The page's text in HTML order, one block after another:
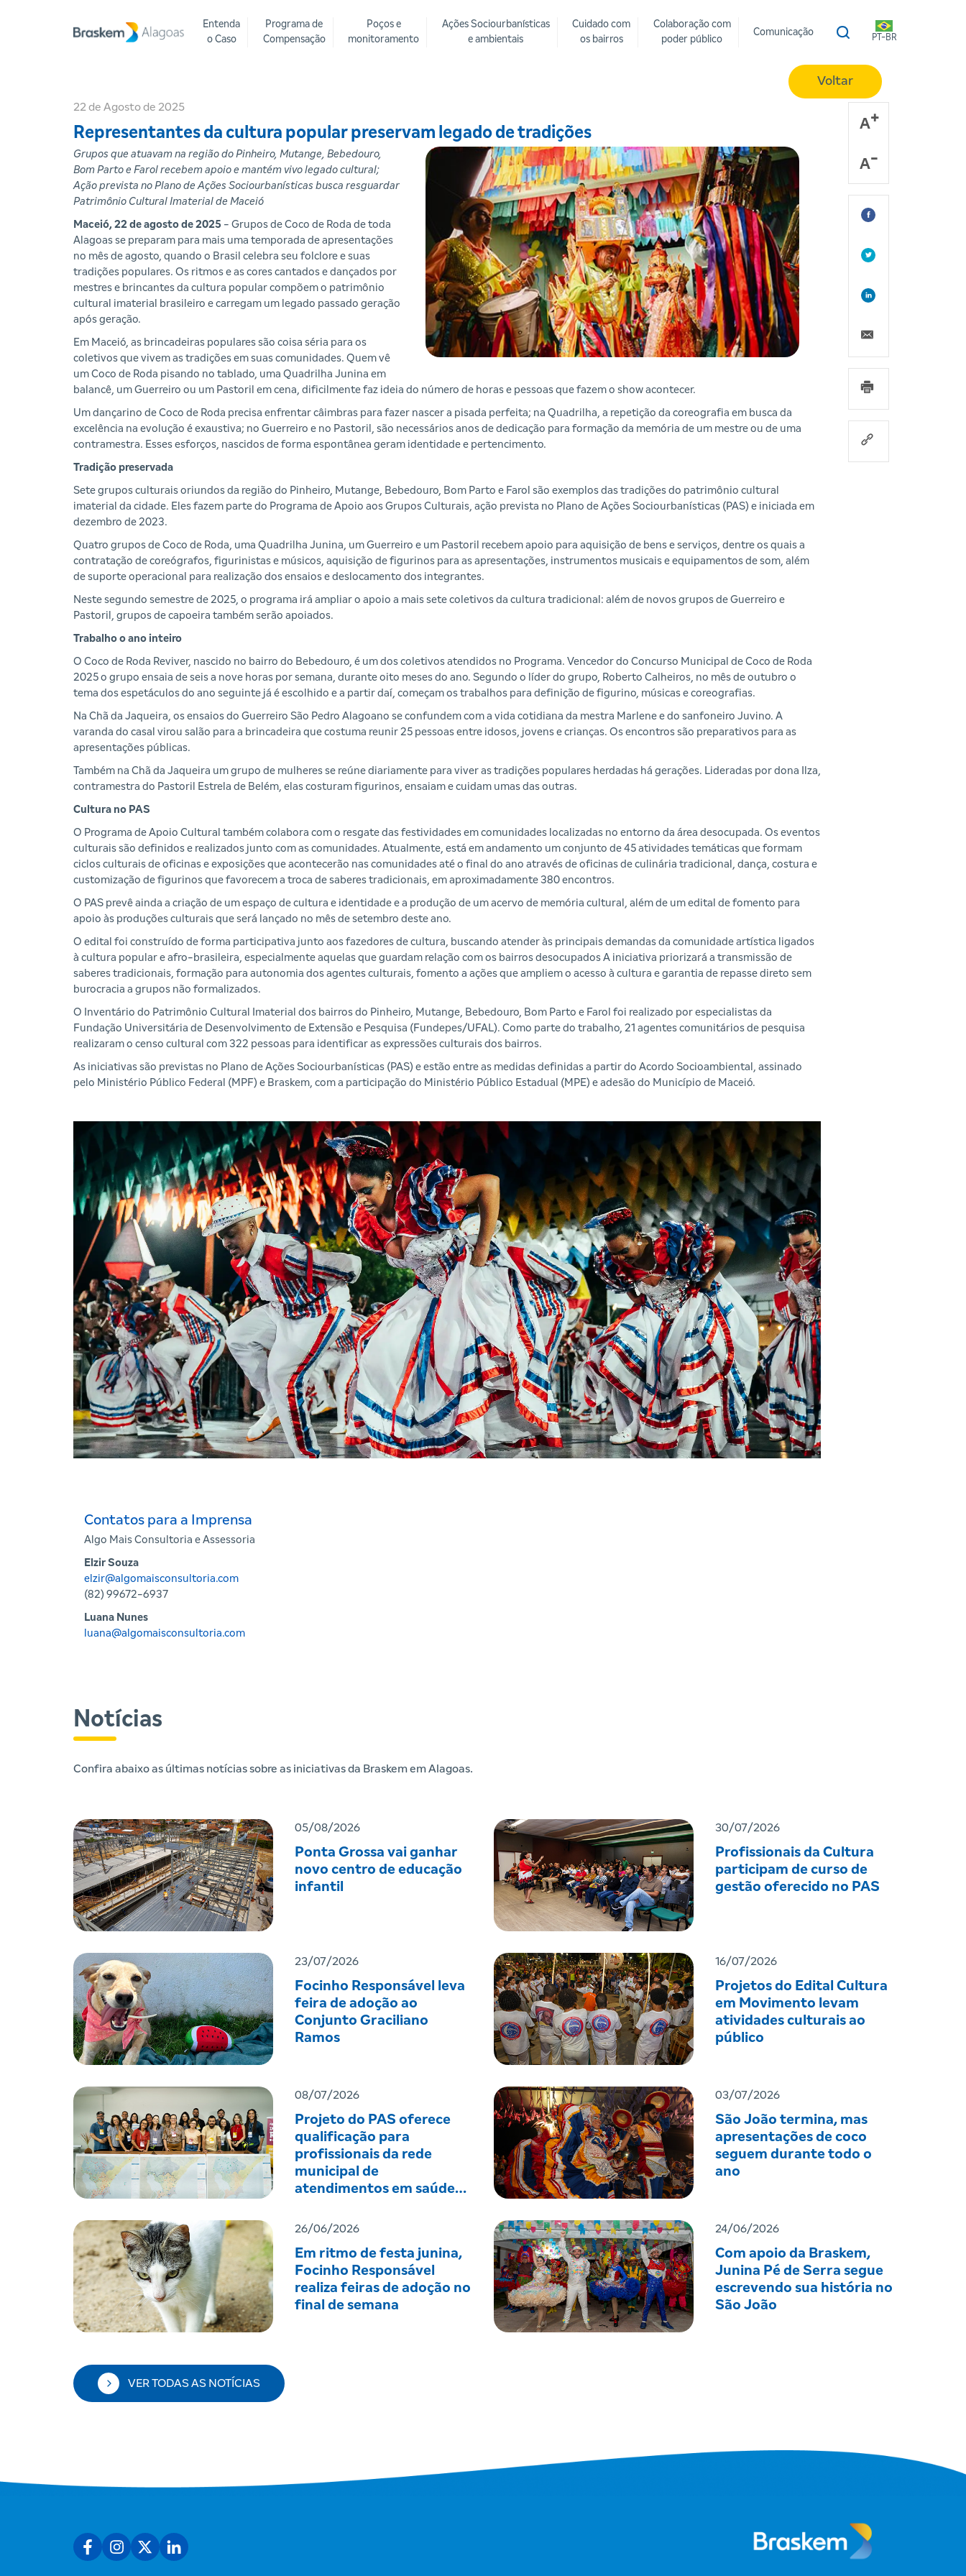
Entenda
o Caso
Programa de
Compensação
Poços e
monitoramento
Ações Sociourbanísticas
e ambientais
Cuidado com
os bairros
Colaboração com
poder público
Comunicação
PT-BR
Voltar
22 de Agosto de 2025
Representantes da cultura popular preservam legado de tradições A
A
Grupos que atuavam na região do Pinheiro, Mutange, Bebedouro,
Bom Parto e Farol recebem apoio e mantém vivo legado cultural;
Ação prevista no Plano de Ações Sociourbanísticas busca resguardar
Patrimônio Cultural Imaterial de Maceió
Maceió, 22 de agosto de 2025 - Grupos de Coco de Roda de toda
Alagoas se preparam para mais uma temporada de apresentações
no mês de agosto, quando o Brasil celebra seu folclore e suas
tradições populares. Os ritmos e as cores cantados e dançados por
mestres e brincantes da cultura popular compõem o patrimônio
cultural imaterial brasileiro e carregam um legado passado geração
após geração.
Em Maceió, as brincadeiras populares são coisa séria para os
coletivos que vivem as tradições em suas comunidades. Quem vê
um Coco de Roda pisando no tablado, uma Quadrilha Junina em
balancê, um Guerreiro ou um Pastoril em cena, dificilmente faz ideia do número de horas e pessoas que fazem o show acontecer.
Um dançarino de Coco de Roda precisa enfrentar câimbras para fazer nascer a pisada perfeita; na Quadrilha, a repetição da coreografia em busca da
excelência na evolução é exaustiva; no Guerreiro e no Pastoril, são necessários anos de dedicação para formação da memória de um mestre ou de uma
contramestra. Esses esforços, nascidos de forma espontânea geram identidade e pertencimento.
Tradição preservada
Sete grupos culturais oriundos da região do Pinheiro, Mutange, Bebedouro, Bom Parto e Farol são exemplos das tradições do patrimônio cultural
imaterial da cidade. Eles fazem parte do Programa de Apoio aos Grupos Culturais, ação prevista no Plano de Ações Sociourbanísticas (PAS) e iniciada em
dezembro de 2023.
Quatro grupos de Coco de Roda, uma Quadrilha Junina, um Guerreiro e um Pastoril recebem apoio para aquisição de bens e serviços, dentre os quais a
contratação de coreógrafos, figurinistas e músicos, aquisição de figurinos para as apresentações, instrumentos musicais e equipamentos de som, além
de suporte operacional para realização dos ensaios e deslocamento dos integrantes.
Neste segundo semestre de 2025, o programa irá ampliar o apoio a mais sete coletivos da cultura tradicional: além de novos grupos de Guerreiro e
Pastoril, grupos de capoeira também serão apoiados.
Trabalho o ano inteiro
O Coco de Roda Reviver, nascido no bairro do Bebedouro, é um dos coletivos atendidos no Programa. Vencedor do Concurso Municipal de Coco de Roda
2025 o grupo ensaia de seis a nove horas por semana, durante oito meses do ano. Segundo o líder do grupo, Roberto Calheiros, no mês de outubro o
tema dos espetáculos do ano seguinte já é escolhido e a partir daí, começam os trabalhos para definição de figurino, músicas e coreografias.
Na Chã da Jaqueira, os ensaios do Guerreiro São Pedro Alagoano se confundem com a vida cotidiana da mestra Marlene e do sanfoneiro Juvino. A
varanda do casal virou salão para a brincadeira que costuma reunir 25 pessoas entre idosos, jovens e crianças. Os encontros são preparativos para as
apresentações públicas.
Também na Chã da Jaqueira um grupo de mulheres se reúne diariamente para viver as tradições populares herdadas há gerações. Lideradas por dona Ilza,
contramestra do Pastoril Estrela de Belém, elas costuram figurinos, ensaiam e cuidam umas das outras.
Cultura no PAS
O Programa de Apoio Cultural também colabora com o resgate das festividades em comunidades localizadas no entorno da área desocupada. Os eventos
culturais são definidos e realizados junto com as comunidades. Atualmente, está em andamento um conjunto de 45 atividades temáticas que formam
ciclos culturais de oficinas e exposições que acontecerão nas comunidades até o final do ano através de oficinas de culinária tradicional, dança, costura e
customização de figurinos que favorecem a troca de saberes tradicionais, em aproximadamente 380 encontros.
O PAS prevê ainda a criação de um espaço de cultura e identidade e a produção de um acervo de memória cultural, além de um edital de fomento para
apoio às produções culturais que será lançado no mês de setembro deste ano.
O edital foi construído de forma participativa junto aos fazedores de cultura, buscando atender às principais demandas da comunidade artística ligados
à cultura popular e afro-brasileira, especialmente aquelas que guardam relação com os bairros desocupados A iniciativa priorizará a transmissão de
saberes tradicionais, formação para autonomia dos agentes culturais, fomento a ações que ampliem o acesso à cultura e garantia de repasse direto sem
burocracia a grupos não formalizados.
O Inventário do Patrimônio Cultural Imaterial dos bairros do Pinheiro, Mutange, Bebedouro, Bom Parto e Farol foi realizado por especialistas da
Fundação Universitária de Desenvolvimento de Extensão e Pesquisa (Fundepes/UFAL). Como parte do trabalho, 21 agentes comunitários de pesquisa
realizaram o censo cultural com 322 pessoas para identificar as expressões culturais dos bairros.
As iniciativas são previstas no Plano de Ações Sociourbanísticas (PAS) e estão entre as medidas definidas a partir do Acordo Socioambiental, assinado
pelo Ministério Público Federal (MPF) e Braskem, com a participação do Ministério Público Estadual (MPE) e adesão do Município de Maceió.
Contatos para a Imprensa
Algo Mais Consultoria e Assessoria
Elzir Souza
elzir@algomaisconsultoria.com
(82) 99672-6937
Luana Nunes
luana@algomaisconsultoria.com
Notícias
Confira abaixo as últimas notícias sobre as iniciativas da Braskem em Alagoas.
05/08/2026
Ponta Grossa vai ganhar
novo centro de educação
infantil
30/07/2026
Profissionais da Cultura
participam de curso de
gestão oferecido no PAS
23/07/2026
Focinho Responsável leva
feira de adoção ao
Conjunto Graciliano
Ramos
16/07/2026
Projetos do Edital Cultura
em Movimento levam
atividades culturais ao
público
08/07/2026
Projeto do PAS oferece
qualificação para
profissionais da rede
municipal de
atendimentos em saúde
03/07/2026
São João termina, mas
apresentações de coco
seguem durante todo o
ano
26/06/2026
Em ritmo de festa junina,
Focinho Responsável
realiza feiras de adoção no
final de semana
24/06/2026
Com apoio da Braskem,
Junina Pé de Serra segue
escrevendo sua história no
São João
VER TODAS AS NOTÍCIAS